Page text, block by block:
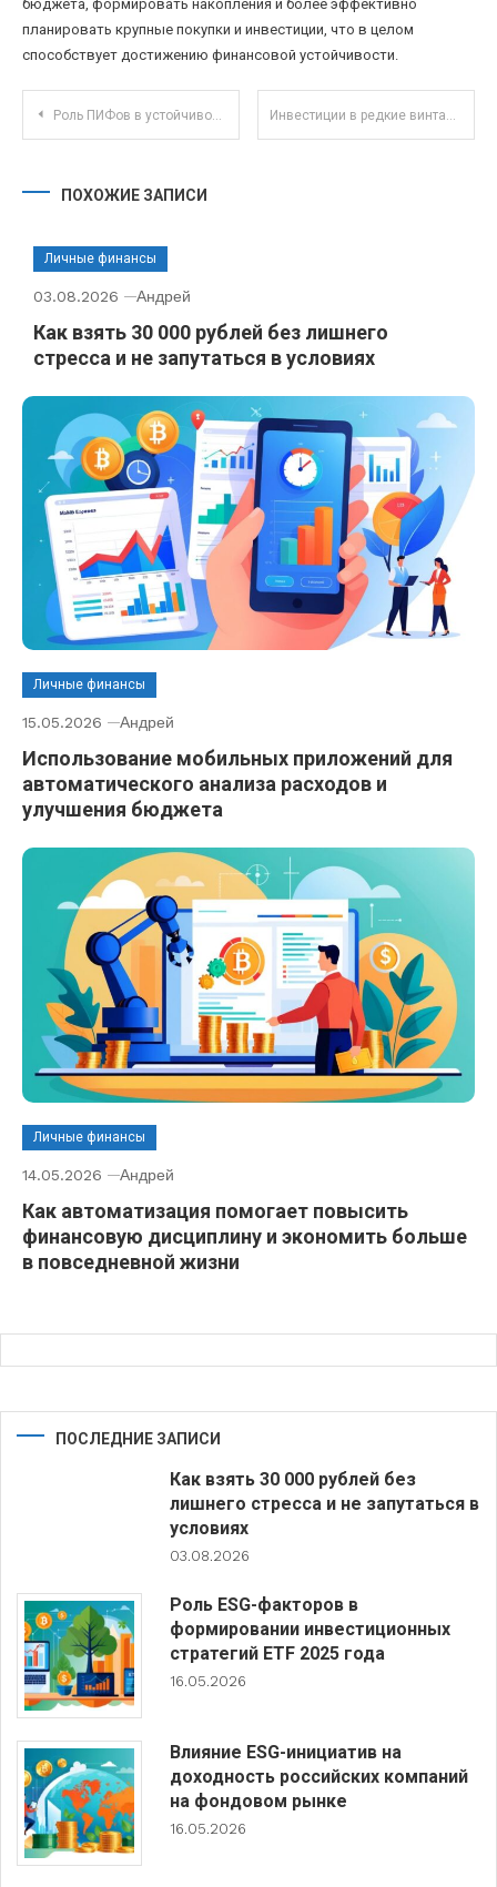
бюджета, формировать накопления и более эффективно
планировать крупные покупки и инвестиции, что в целом
способствует достижению финансовой устойчивости.
Навигация по записям
Роль ПИФов в устойчивом инвестировании: как они способствуют экологической и социальной ответственности Инвестиции в редкие винтажные автомобили как альтернативный актив для диверсификации портфеля
ПОХОЖИЕ ЗАПИСИ
Личные финансы
03.08.2026 Андрей
Как взять 30 000 рублей без лишнего
стресса и не запутаться в условиях
Личные финансы
15.05.2026 Андрей
Использование мобильных приложений для
автоматического анализа расходов и
улучшения бюджета
Личные финансы
14.05.2026 Андрей
Как автоматизация помогает повысить
финансовую дисциплину и экономить больше
в повседневной жизни
ПОСЛЕДНИЕ ЗАПИСИ
Как взять 30 000 рублей без
лишнего стресса и не запутаться в
условиях
03.08.2026
Роль ESG-факторов в
формировании инвестиционных
стратегий ETF 2025 года
16.05.2026
Влияние ESG-инициатив на
доходность российских компаний
на фондовом рынке
16.05.2026